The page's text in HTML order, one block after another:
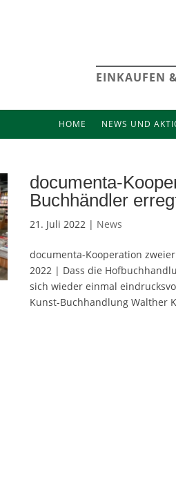
EINKAUFEN
HOME NEWS UND
documenta-
Buchhändler
21. Juli 2022 | News
documenta-Kooperation
2022 | Dass die
sich wieder einmal
Kunst-Buchhandlung Walther